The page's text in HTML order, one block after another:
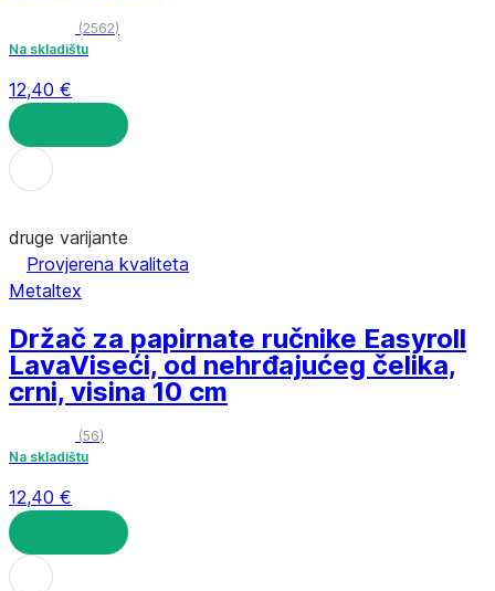
(2562)
Na skladištu
12,40 €
U KOŠARICU
druge varijante
Provjerena kvaliteta
Metaltex
Držač za papirnate ručnike Easyroll
LavaViseći, od nehrđajućeg čelika,
crni, visina 10 cm
(56)
Na skladištu
12,40 €
U KOŠARICU